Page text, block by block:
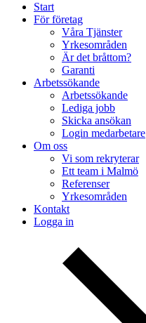
Start
För företag
Våra Tjänster
Yrkesområden
Är det bråttom?
Garanti
Arbetssökande
Arbetssökande
Lediga jobb
Skicka ansökan
Login medarbetare
Om oss
Vi som rekryterar
Ett team i Malmö
Referenser
Yrkesområden
Kontakt
Logga in